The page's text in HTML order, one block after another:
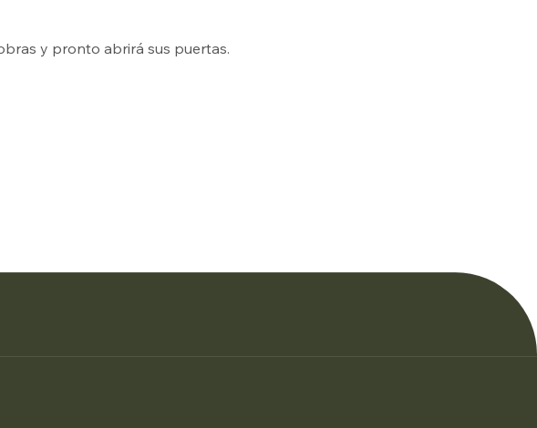
y pronto abrirá sus puertas.